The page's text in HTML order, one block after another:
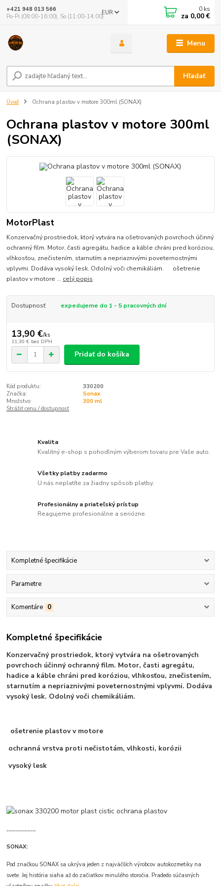
Menu
EUR
Hľadať
+421 948 013 566
Po-Pi (08:00-16:00), So (11:00-14:00)
0 ks
za 0,00 €
Úvod Ochrana plastov v motore 300ml (SONAX)
Ochrana plastov v motore 300ml
(SONAX)
MotorPlast
Konzervačný prostriedok, ktorý vytvára na ošetrovaných povrchoch účinný
ochranný film. Motor, časti agregátu, hadice a káble chráni pred koróziou,
vlhkosťou, znečistením, starnutím a nepriaznivými poveternostnými
vplyvmi. Dodáva vysoký lesk. Odolný voči chemikáliám. ošetrenie
plastov v motore ... celý popis
Dostupnosť expedujeme do 1 - 5 pracovných dní
13,90 €/ks
11,30 € bez DPH
Pridať do košíka
Kód produktu:
330200
Značka:
Sonax
Množstvo:
300 ml
Strážiť cenu / dostupnosť
Kvalita
Kvalitný e-shop s pohodlným výberom tovaru pre Vaše auto.
Všetky platby zadarmo
U nás neplatíte za žiadny spôsob platby.
Profesionálny a priateľský prístup
Reagujeme profesionálne a seriózne.
Kompletné špecifikácie
Parametre
Komentáre 0
Kompletné špecifikácie
Konzervačný prostriedok, ktorý vytvára na ošetrovaných
povrchoch účinný ochranný film. Motor, časti agregátu,
hadice a káble chráni pred koróziou, vlhkosťou, znečistením,
starnutím a nepriaznivými poveternostnými vplyvmi. Dodáva
vysoký lesk. Odolný voči chemikáliám.
ošetrenie plastov v motore
ochranná vrstva proti nečistotám, vlhkosti, korózii
vysoký lesk
SONAX:
Pod značkou SONAX sa ukrýva jeden z najväčších výrobcov autokozmetiky na
svete. Jej história siaha až do začiatkov minulého storočia. Pradedo súčasných